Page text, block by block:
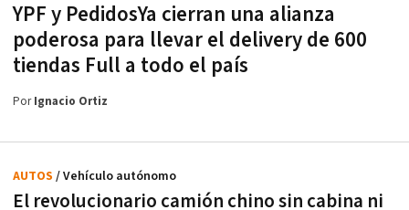
YPF y PedidosYa cierran una alianza
poderosa para llevar el delivery de 600
tiendas Full a todo el país
PorIgnacio Ortiz
El revolucionario camión chino sin cabina ni
AUTOS / Vehículo autónomo